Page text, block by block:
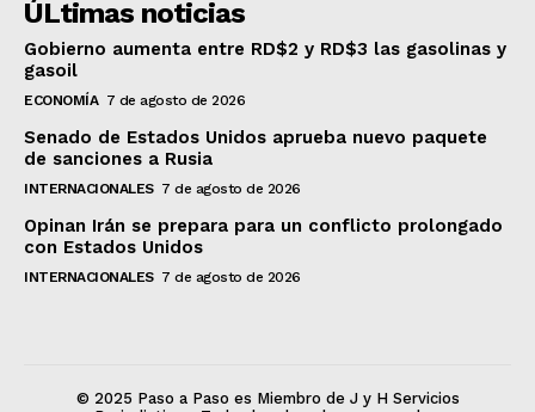
ÚLtimas noticias
Gobierno aumenta entre RD$2 y RD$3 las gasolinas y
gasoil
ECONOMÍA 7 de agosto de 2026
Senado de Estados Unidos aprueba nuevo paquete
de sanciones a Rusia
INTERNACIONALES 7 de agosto de 2026
Opinan Irán se prepara para un conflicto prolongado
con Estados Unidos
INTERNACIONALES 7 de agosto de 2026
© 2025 Paso a Paso es Miembro de J y H Servicios